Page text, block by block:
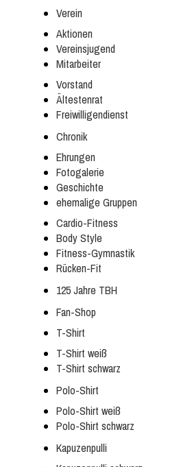
Verein
Aktionen
Vereinsjugend
Mitarbeiter
Vorstand
Ältestenrat
Freiwilligendienst
Chronik
Ehrungen
Fotogalerie
Geschichte
ehemalige Gruppen
Cardio-Fitness
Body Style
Fitness-Gymnastik
Rücken-Fit
125 Jahre TBH
Fan-Shop
T-Shirt
T-Shirt weiß
T-Shirt schwarz
Polo-Shirt
Polo-Shirt weiß
Polo-Shirt schwarz
Kapuzenpulli